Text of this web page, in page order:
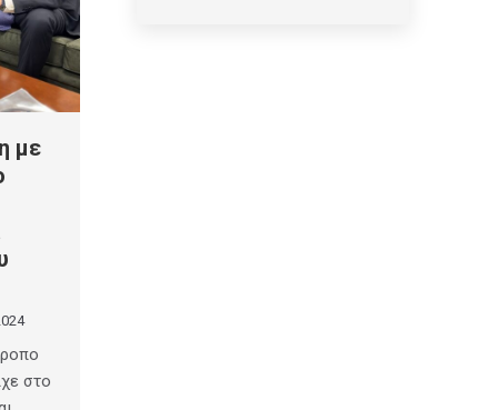
με
στο